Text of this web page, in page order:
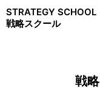
STRATEGY SCHOOL
戦略スクール
戦